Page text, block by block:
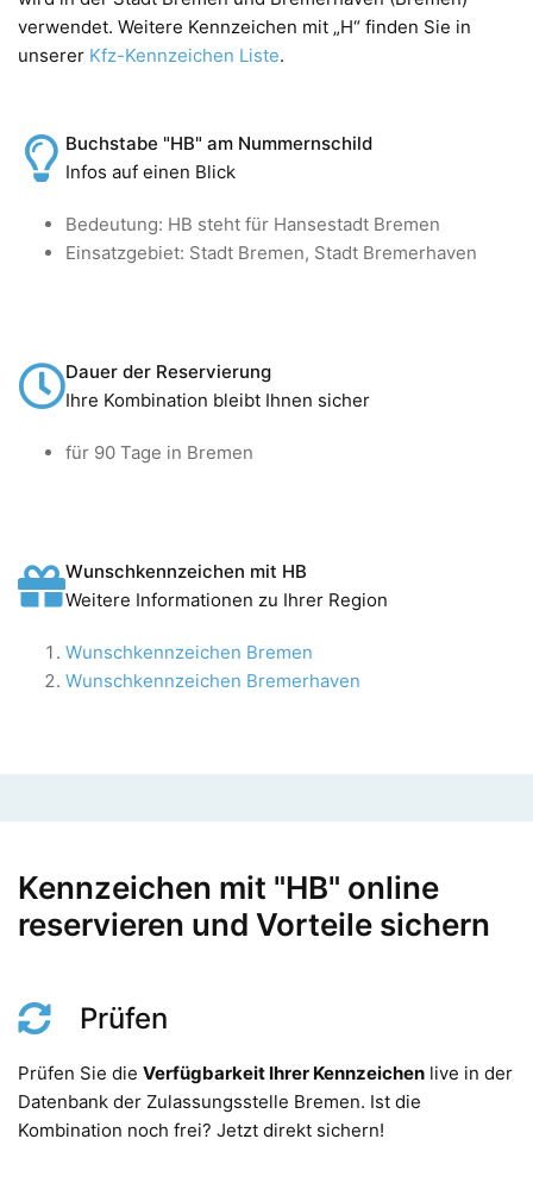
verwendet. Weitere Kennzeichen mit „H“ finden Sie in
unserer Kfz-Kennzeichen Liste.
Buchstabe "HB" am Nummernschild
Infos auf einen Blick
Bedeutung: HB steht für Hansestadt Bremen
Einsatzgebiet: Stadt Bremen, Stadt Bremerhaven
Dauer der Reservierung
Ihre Kombination bleibt Ihnen sicher
für 90 Tage in Bremen
Wunschkennzeichen mit HB
Weitere Informationen zu Ihrer Region
Wunschkennzeichen Bremen
Wunschkennzeichen Bremerhaven
Kennzeichen mit "HB" online
reservieren und Vorteile sichern
Prüfen
Prüfen Sie die Verfügbarkeit Ihrer Kennzeichen live in der
Datenbank der Zulassungsstelle Bremen. Ist die
Kombination noch frei? Jetzt direkt sichern!